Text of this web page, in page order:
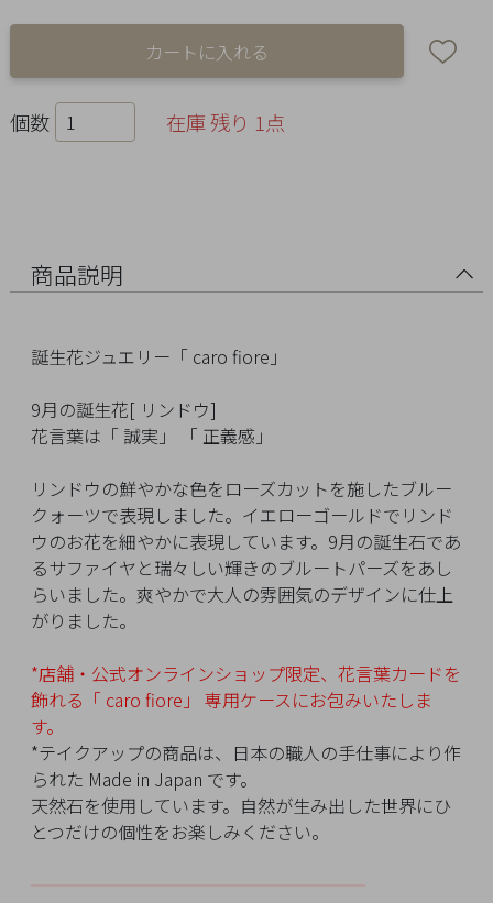
個数 在庫 残り 1点
商品説明
誕生花ジュエリー「 caro fiore」
9月の誕生花[ リンドウ]
花言葉は「 誠実」 「 正義感」
リンドウの鮮やかな色をローズカットを施したブルー
クォーツで表現しました。イエローゴールドでリンド
ウのお花を細やかに表現しています。9月の誕生石であ
るサファイヤと瑞々しい輝きのブルートパーズをあし
らいました。爽やかで大人の雰囲気のデザインに仕上
がりました。
*店舗・公式オンラインショップ限定、花言葉カードを
飾れる「 caro fiore」 専用ケースにお包みいたしま
す。
*テイクアップの商品は、日本の職人の手仕事により作
られた Made in Japan です。
天然石を使用しています。自然が生み出した世界にひ
とつだけの個性をお楽しみください。
Disney
Season
Other
イ
ペ
ジ
お
気
に
り
ア
イ
テ
ム